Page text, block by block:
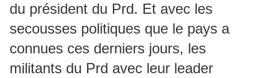
du président du Prd. Et avec les
secousses politiques que le pays a
connues ces derniers jours, les
militants du Prd avec leur leader